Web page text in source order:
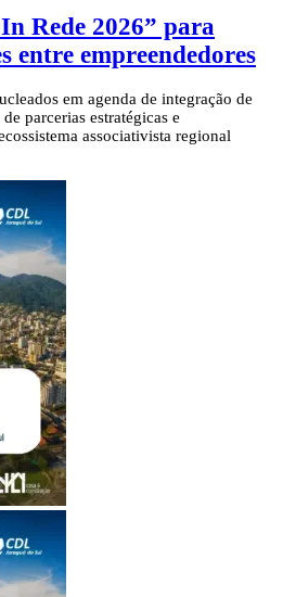
Rede 2026” para
entre empreendedores
em agenda de integração de
parcerias estratégicas e
associativista regional